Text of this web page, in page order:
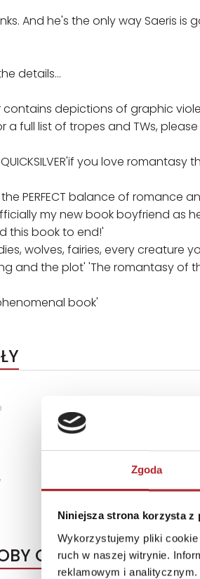
Zgoda
Niniejsza strona korzysta z
Wykorzystujemy pliki
ruch w naszej witrynie.
reklamowym i
And he's the only way Saeris
details...
contains depictions of graphic
a full list of tropes and TWs,
QUICKSILVER'if you love
PERFECT balance of romance
my new book boyfriend as
this book to end!'
wolves, fairies, every creature
and the plot' 'The romantasy of
book'
The Fae & Alchemy Series
ODPOWIEDZIALNEJ